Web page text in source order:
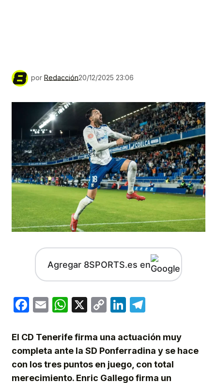
por Redacción20/12/2025 23:06
Agregar 8SPORTS.es en
Facebook
EmailWhatsApp
X
CopyLinkedIn
El CD Tenerife firma una actuación muy
completa ante la SD Ponferradina y se hace
con los tres puntos en juego, con total
merecimiento. Enric Gallego firma un